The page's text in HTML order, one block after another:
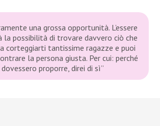
una grossa opportunità. L’essere
possibilità di trovare davvero ciò che
corteggiarti tantissime ragazze e puoi
la persona giusta. Per cui: perché
proporre, direi di sì”